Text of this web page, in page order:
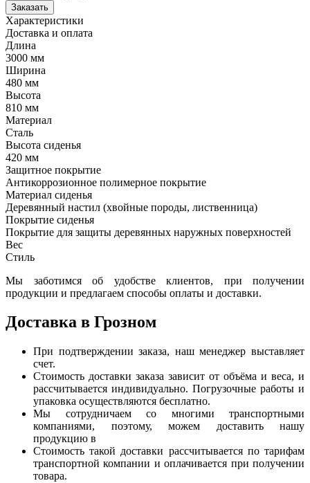
Заказать
Характеристики
Доставка и оплата
Длина
3000 мм
Ширина
480 мм
Высота
810 мм
Материал
Сталь
Высота сиденья
420 мм
Защитное покрытие
Антикоррозионное полимерное покрытие
Материал сиденья
Деревянный настил (хвойные породы, лиственница)
Покрытие сиденья
Покрытие для защиты деревянных наружных поверхностей
Вес
Стиль
Мы заботимся об удобстве клиентов, при получении
продукции и предлагаем способы оплаты и доставки.
Доставка в Грозном
При подтверждении заказа, наш менеджер выставляет
счет.
Стоимость доставки заказа зависит от объёма и веса, и
рассчитывается индивидуально. Погрузочные работы и
упаковка осуществляются бесплатно.
Мы сотрудничаем со многими транспортными
компаниями, поэтому, можем доставить нашу
продукцию в
Стоимость такой доставки рассчитывается по тарифам
транспортной компании и оплачивается при получении
товара.